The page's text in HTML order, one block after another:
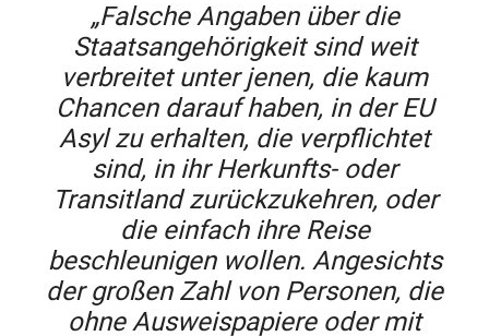
„Falsche Angaben über die
Staatsangehörigkeit sind weit
verbreitet unter jenen, die kaum
Chancen darauf haben, in der EU
Asyl zu erhalten, die verpflichtet
sind, in ihr Herkunfts- oder
Transitland zurückzukehren, oder
die einfach ihre Reise
beschleunigen wollen. Angesichts
der großen Zahl von Personen, die
ohne Ausweispapiere oder mit